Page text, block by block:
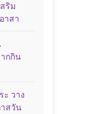
ริม
าสา
กกิน
ะ วาง
สวัน